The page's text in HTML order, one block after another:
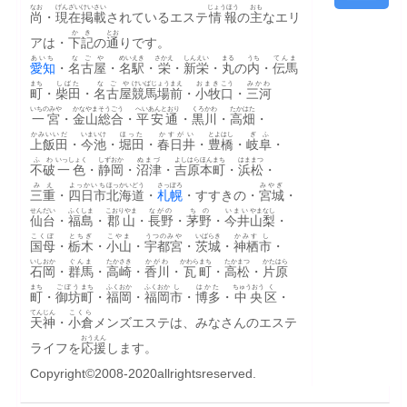
尚
なお
・ 現在
げんざい
掲載
けいさい
されているエステ情報
じょうほう
の主
おも
なエリ
アは・ 下記
かき
の通
とお
りです。
愛知
あいち
・ 名古屋
なごや
・ 名駅
めいえき
・ 栄
さかえ
・ 新栄
しんえい
・ 丸
まる
の内
うち
・ 伝馬
てんま
町
まち
・ 柴田
しばた
・ 名古屋
なごや
競馬場前
けいばじょうまえ
・ 小牧
おまき
口
こう
・ 三河
みかわ
一宮
いちのみや
・ 金山
かなやま
総合
そうごう
・ 平安通
へいあんとおり
・ 黒川
くろかわ
・ 高畑
たかはた
・
上飯田
かみいいだ
・ 今池
いまいけ
・ 堀田
ほった
・ 春日井
かすがい
・ 豊橋
とよはし
・ 岐阜
ぎふ
・
不破
ふわ
一色
いっしょく
・ 静岡
しずおか
・ 沼津
ぬまづ
・ 吉原
よしはら
本町
ほんまち
・ 浜松
はままつ
・
三重
みえ
・ 四日市
よっかいち
北海道
ほっかいどう
・ 札幌
さっぽろ
・すすきの・ 宮城
みやぎ
・
仙台
せんだい
・ 福島
ふくしま
・ 郡山
こおりやま
・ 長野
ながの
・ 茅野
ちの
・ 今井
いまい
山梨
やまなし
・
国母
こくぼ
・ 栃木
とちぎ
・ 小山
こやま
・ 宇都宮
うつのみや
・ 茨城
いばらき
・ 神栖
かみす
市
し
・
石岡
いしおか
・ 群馬
ぐんま
・ 高崎
たかさき
・ 香川
かがわ
・ 瓦
かわら
町
まち
・ 高松
たかまつ
・ 片原
かたはら
町
まち
・ 御坊
ごぼう
町
まち
・ 福岡
ふくおか
・ 福岡
ふくおか
市
し
・ 博多
はかた
・ 中央
ちゅうおう
区
く
・
天神
てんじん
・ 小倉
こくら
メンズエステは、みなさんのエステ
ライフを応援
おうえん
します。
Copyright©2008-2020allrightsreserved.